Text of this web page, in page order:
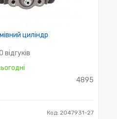
циліндр
відгуків
4895
Код: 2047931-27